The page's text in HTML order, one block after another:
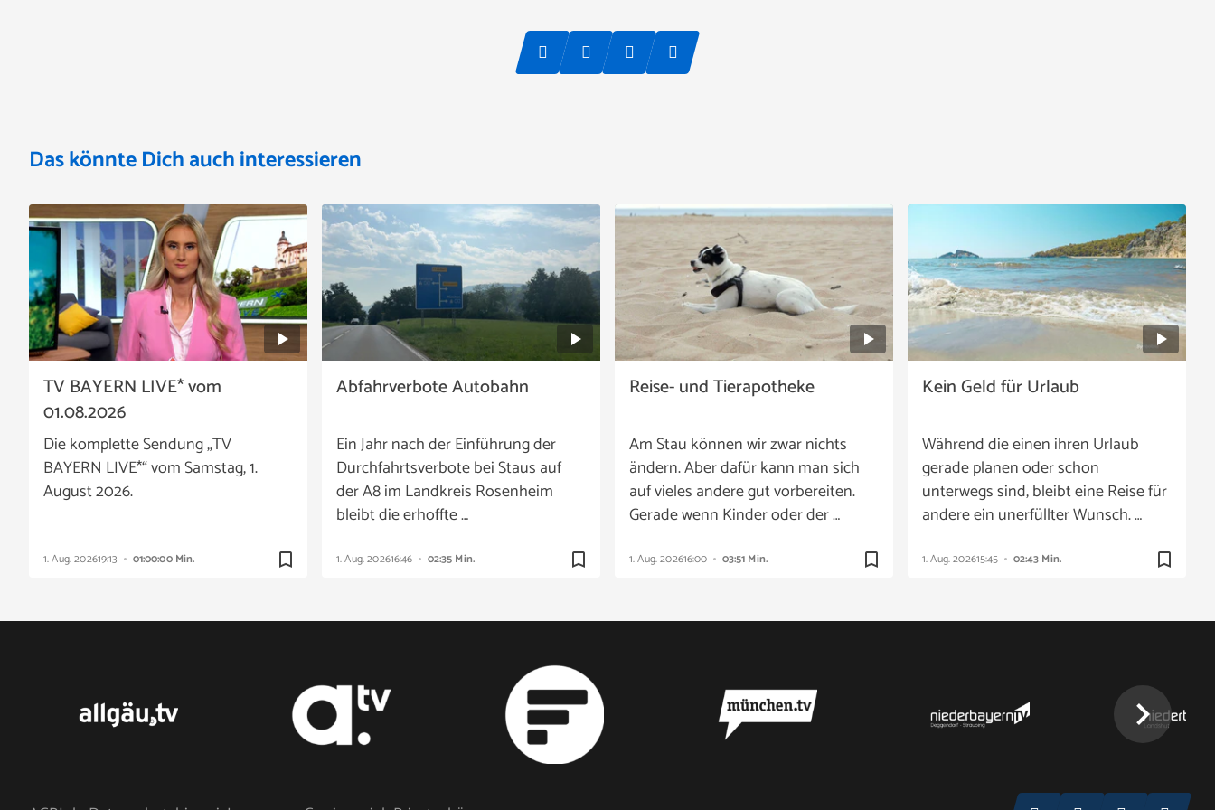
Das könnte Dich auch interessieren
TV BAYERN LIVE* vom
01.08.2026
Die komplette Sendung „TV
BAYERN LIVE*“ vom Samstag, 1.
August 2026.
1. Aug. 202619:13 01:00:00 Min. bookmark_border
Abfahrverbote Autobahn
Ein Jahr nach der Einführung der
Durchfahrtsverbote bei Staus auf
der A8 im Landkreis Rosenheim
bleibt die erhoffte …
1. Aug. 202616:46 02:35 Min. bookmark_border
Reise- und Tierapotheke
Am Stau können wir zwar nichts
ändern. Aber dafür kann man sich
auf vieles andere gut vorbereiten.
Gerade wenn Kinder oder der …
1. Aug. 202616:00 03:51 Min. bookmark_border
Kein Geld für Urlaub
Während die einen ihren Urlaub
gerade planen oder schon
unterwegs sind, bleibt eine Reise für
andere ein unerfüllter Wunsch. …
1. Aug. 202615:45 02:43 Min. bookmark_border
chevron_right